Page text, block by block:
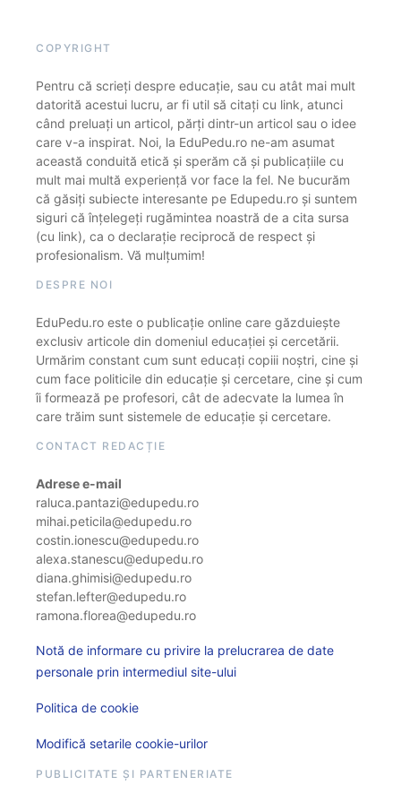
COPYRIGHT
Pentru că scrieți despre educație, sau cu atât mai mult
datorită acestui lucru, ar fi util să citați cu link, atunci
când preluați un articol, părți dintr-un articol sau o idee
care v-a inspirat. Noi, la EduPedu.ro ne-am asumat
această conduită etică și sperăm că și publicațiile cu
mult mai multă experiență vor face la fel. Ne bucurăm
că găsiți subiecte interesante pe Edupedu.ro și suntem
siguri că înțelegeți rugămintea noastră de a cita sursa
(cu link), ca o declarație reciprocă de respect și
profesionalism. Vă mulțumim!
DESPRE NOI
EduPedu.ro este o publicație online care găzduiește
exclusiv articole din domeniul educației și cercetării.
Urmărim constant cum sunt educați copiii noștri, cine și
cum face politicile din educație și cercetare, cine și cum
îi formează pe profesori, cât de adecvate la lumea în
care trăim sunt sistemele de educație și cercetare.
CONTACT REDACȚIE
Adrese e-mail
raluca.pantazi@edupedu.ro
mihai.peticila@edupedu.ro
costin.ionescu@edupedu.ro
alexa.stanescu@edupedu.ro
diana.ghimisi@edupedu.ro
stefan.lefter@edupedu.ro
ramona.florea@edupedu.ro
Notă de informare cu privire la prelucrarea de date
personale prin intermediul site-ului
Politica de cookie
Modifică setarile cookie-urilor
PUBLICITATE ȘI PARTENERIATE